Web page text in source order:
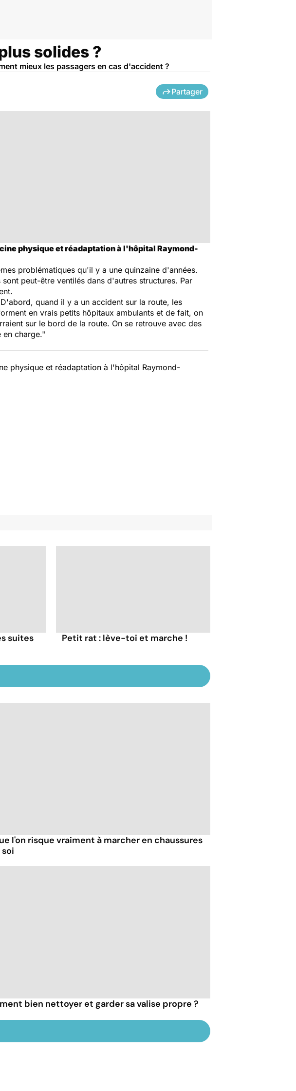
solides ?
mieux les passagers en cas d'accident ?
Partager
physique et réadaptation à l'hôpital Raymond-
problématiques qu'il y a une quinzaine d'années.
sont peut-être ventilés dans d'autres structures. Par
quand il y a un accident sur la route, les
en vrais petits hôpitaux ambulants et de fait, on
sur le bord de la route. On se retrouve avec des
en charge."
physique et réadaptation à l'hôpital Raymond-
suites
Petit rat : lève-toi et marche !
l'on risque vraiment à marcher en chaussures
bien nettoyer et garder sa valise propre ?